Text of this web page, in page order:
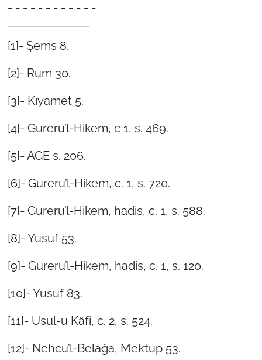
- - - - - - - - - - - -
[1]- Şems 8.
[2]- Rum 30.
[3]- Kıyamet 5.
[4]- Gureru’l-Hikem, c 1, s. 469.
[5]- AGE s. 206.
[6]- Gureru’l-Hikem, c. 1, s. 720.
[7]- Gureru’l-Hikem, hadis, c. 1, s. 588.
[8]- Yusuf 53.
[9]- Gureru’l-Hikem, hadis, c. 1, s. 120.
[10]- Yusuf 83.
[11]- Usul-u Kâfi, c. 2, s. 524.
[12]- Nehcu’l-Belağa, Mektup 53.